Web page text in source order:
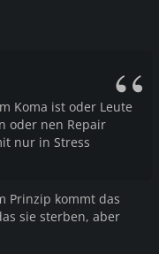
Koma ist oder Leute
oder nen Repair
nur in Stress
Prinzip kommt das
sie sterben, aber